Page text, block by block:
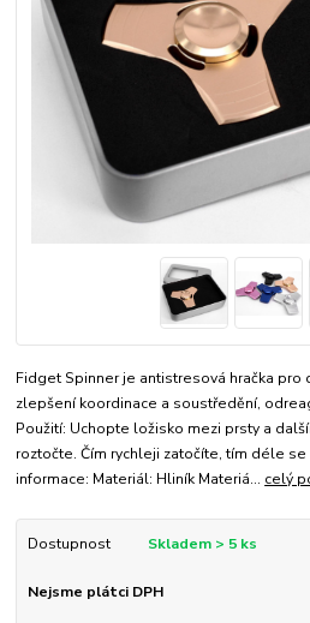
Fidget Spinner je antistresová hračka pro
zlepšení koordinace a soustředění,
Použití: Uchopte ložisko mezi prsty a
roztočte. Čím rychleji zatočíte, tím déle
informace: Materiál: Hliník Materiá... celý
Dostupnost Skladem > 5 ks
Nejsme plátci DPH